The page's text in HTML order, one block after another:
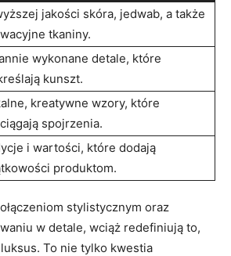
jakości skóra, jedwab, a także
tkaniny.
wykonane detale, które
kunszt.
kreatywne wzory, które
spojrzenia.
i⁣ wartości, które dodają
produktom.
stylistycznym oraz
​w detale, wciąż redefiniują to,
To nie tylko kwestia